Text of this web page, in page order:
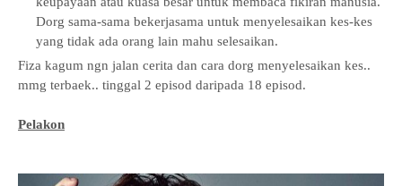
Dorg sama-sama bekerjasama untuk menyelesaikan kes-kes
yang tidak ada orang lain mahu selesaikan.
Fiza kagum ngn jalan cerita dan cara dorg menyelesaikan kes..
mmg terbaek.. tinggal 2 episod daripada 18 episod.
Pelakon